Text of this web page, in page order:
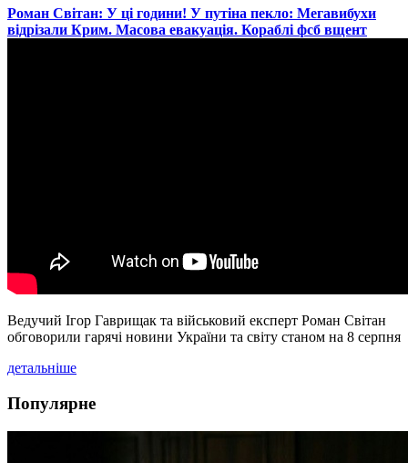
​Роман Світан: У ці години! У путіна пекло: Мегавибухи
відрізали Крим. Масова евакуація. Кораблі фсб вщент
Ведучий Ігор Гаврищак та військовий експерт Роман Світан
обговорили гарячі новини України та світу станом на 8 серпня
детальніше
Популярне